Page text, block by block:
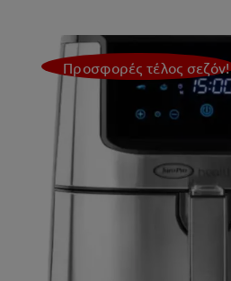
€74,99.
Προσφορές τέλος σεζόν!